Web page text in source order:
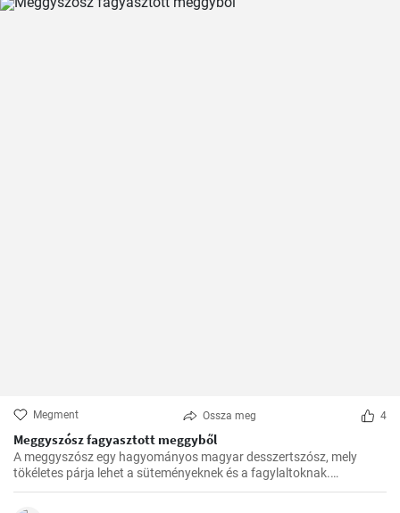
Megment Ossza meg 4
Meggyszósz fagyasztott meggyből
A meggyszósz egy hagyományos magyar desszertszósz, mely
tökéletes párja lehet a süteményeknek és a fagylaltoknak.
Fagyasztott meggyből készítve pedig bármikor élvezhetjük ezt a